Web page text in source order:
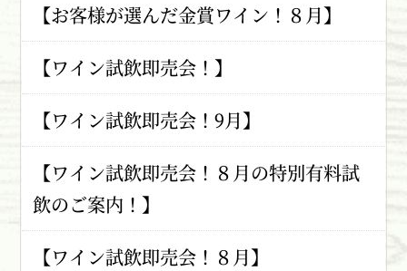
【お客様が選んだ金賞ワイン！８月】
【ワイン試飲即売会！】
【ワイン試飲即売会！9月】
【ワイン試飲即売会！８月の特別有料試
飲のご案内！】
【ワイン試飲即売会！８月】